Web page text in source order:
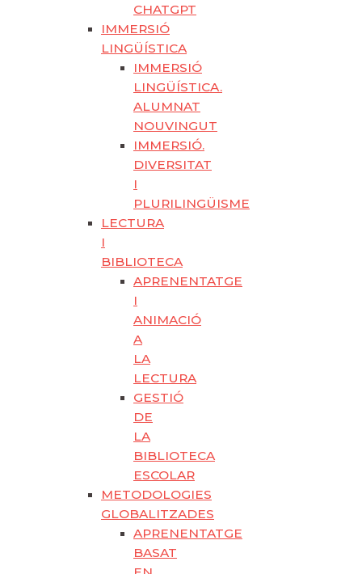
CHATGPT
IMMERSIÓ
LINGÜÍSTICA
IMMERSIÓ
LINGÜÍSTICA.
ALUMNAT
NOUVINGUT
IMMERSIÓ.
DIVERSITAT
I
PLURILINGÜISME
LECTURA
I
BIBLIOTECA
APRENENTATGE
I
ANIMACIÓ
A
LA
LECTURA
GESTIÓ
DE
LA
BIBLIOTECA
ESCOLAR
METODOLOGIES
GLOBALITZADES
APRENENTATGE
BASAT